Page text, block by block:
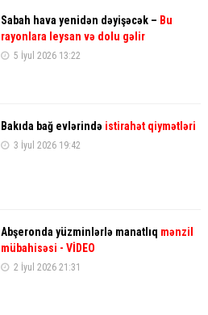
Sabah hava yenidən dəyişəcək – Bu
rayonlara leysan və dolu gəlir
5 İyul 2026 13:22
Bakıda bağ evlərində istirahət qiymətləri
3 İyul 2026 19:42
Abşeronda yüzminlərlə manatlıq mənzil
mübahisəsi - VİDEO
2 İyul 2026 21:31